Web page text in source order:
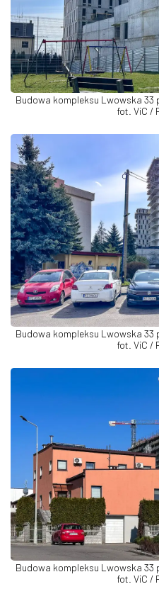
Budowa kompleksu Lwowska 33
fot. ViC /
Budowa kompleksu Lwowska 33
fot. ViC /
Budowa kompleksu Lwowska 33
fot. ViC /